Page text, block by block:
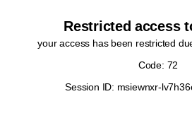
Restricted access
your access has been restricted
Code: 72
Session ID: msiewnxr-